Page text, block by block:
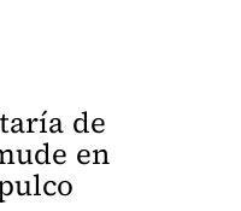
de
en